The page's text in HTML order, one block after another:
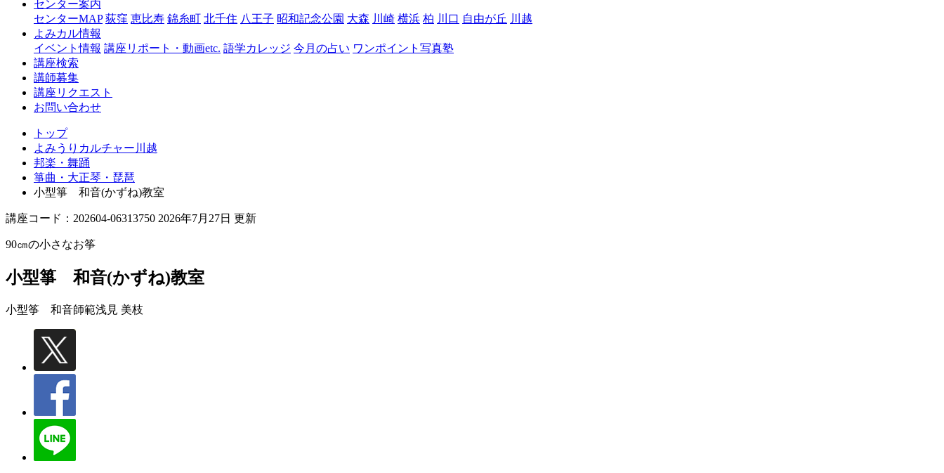
川
越
センター案内
センターMAP 荻窪 恵比寿 錦糸町 北千住 八王子 昭和記念公園 大森 川崎 横浜 柏 川口 自由が丘 川越
よみカル情報
イベント情報 講座リポート・動画etc. 語学カレッジ 今月の占い ワンポイント写真塾
講座検索
講師募集
講座リクエスト
お問い合わせ
トップ
よみうりカルチャー川越
邦楽・舞踊
箏曲・大正琴・琵琶
小型箏 和音(かずね)教室
講座コード：202604-06313750 2026年7月27日 更新
90㎝の小さなお筝
小型箏 和音(かずね)教室
小型筝 和音師範浅見 美枝